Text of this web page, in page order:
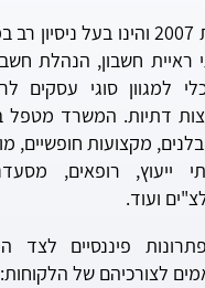
משרדנו פועל מאז שנת 2007 והינו בעל
ראיית חשבון, הנהלת
למגוון סוגי עסקים
דתיות. המשרד
מקצועות חופשיים,
ייעוץ, רופאים,
ועוד.
פיננסיים לצד
לצורכיהם של הלקוחות: